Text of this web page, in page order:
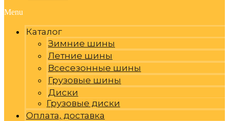
Menu
Каталог
Зимние шины
Летние шины
Всесезонные шины
Грузовые шины
Диски
Грузовые диски
Оплата, доставка